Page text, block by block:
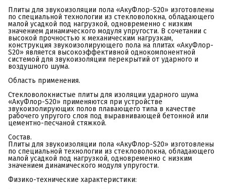
Плиты для звукоизоляции пола «АкуФлор-S20» изготовлены
по специальной технологии из стекловолокна, обладающего
малой усадкой под нагрузкой, одновременно с низким
значением динамического модуля упругости. В сочетании с
высокой прочностью к механическим нагрузкам,
конструкция звукоизолирующего пола на плитах «АкуФлор-
S20» является высокоэффективной однокомпонентной
системой для звукоизоляции перекрытий от ударного и
воздушного шума.
Область применения.
Стекловолокнистые плиты для изоляции ударного шума
«АкуФлор-S20» применяются при устройстве
звукоизолирующих полов плавающего типа в качестве
рабочего упругого слоя под выравнивающей бетонной или
цементно-песчаной стяжкой.
Состав.
Плиты для звукоизоляции пола «АкуФлор-S20» изготовлены
по специальной технологии из стекловолокна, обладающего
малой усадкой под нагрузкой, одновременно с низким
значением динамического модуля упругости.
Физико-технические характеристики: